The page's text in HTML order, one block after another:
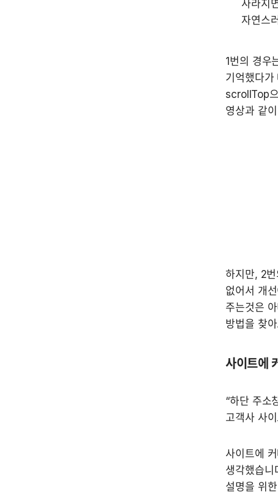
사라지
자연스
1번의 경우
기억했다
scrollTop
영상과 같
하지만, 2
없어서 개
주는것은
방법을 찾
사이트에
“하단 주소
고객사 사
사이트에
생각했습니
설명을 위